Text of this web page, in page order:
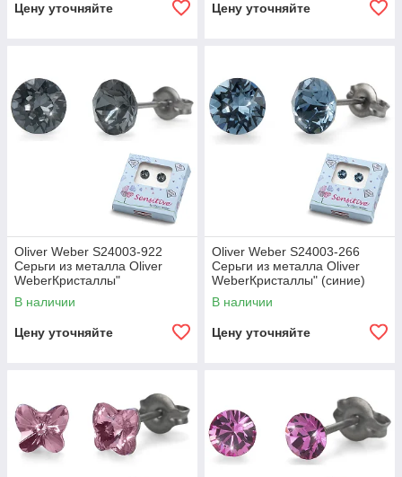
Цену уточняйте Цену уточняйте
Oliver Weber S24003-922
Серьги из металла Oliver
WeberКристаллы"
(графитовые)
В наличии
Цену уточняйте
Oliver Weber S24003-266
Серьги из металла Oliver
WeberКристаллы" (синие)
В наличии
Цену уточняйте